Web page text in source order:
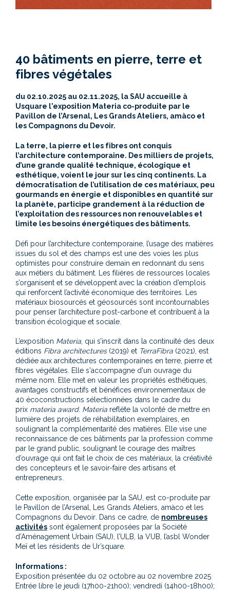
40 bâtiments en pierre, terre et
fibres végétales
du 02.10.2025 au 02.11.2025, la SAU accueille à
Usquare l'exposition Materia co-produite par le
Pavillon de l’Arsenal, Les Grands Ateliers, amàco et
les Compagnons du Devoir.
La terre, la pierre et les fibres ont conquis
l’architecture contemporaine. Des milliers de projets,
d’une grande qualité technique, écologique et
esthétique, voient le jour sur les cinq continents. La
démocratisation de l’utilisation de ces matériaux, peu
gourmands en énergie et disponibles en quantité sur
la planète, participe grandement à la réduction de
l’exploitation des ressources non renouvelables et
limite les besoins énergétiques des bâtiments.
Défi pour l’architecture contemporaine, l’usage des matières
issues du sol et des champs est une des voies les plus
optimistes pour construire demain en redonnant du sens
aux métiers du bâtiment. Les filières de ressources locales
s’organisent et se développent avec la création d’emplois
qui renforcent l’activité économique des territoires. Les
matériaux biosourcés et géosourcés sont incontournables
pour penser l’architecture post-carbone et contribuent à la
transition écologique et sociale.
L’exposition Materia, qui s’inscrit dans la continuité des deux
éditions Fibra architectures(2019) et TerraFibra (2021), est
dédiée aux architectures contemporaines en terre, pierre et
fibres végétales. Elle s'accompagne d'un ouvrage du
même nom. Elle met en valeur les propriétés esthétiques,
avantages constructifs et bénéfices environnementaux de
40 écoconstructions sélectionnées dans le cadre du
prix materia award. Materia reflète la volonté de mettre en
lumière des projets de réhabilitation exemplaires, en
soulignant la complémentarité des matières. Elle vise une
reconnaissance de ces bâtiments par la profession comme
par le grand public, soulignant le courage des maîtres
d’ouvrage qui ont fait le choix de ces matériaux, la créativité
des concepteurs et le savoir-faire des artisans et
entrepreneurs.
Cette exposition, organisée par la SAU, est co-produite par
le Pavillon de l’Arsenal, Les Grands Ateliers, amàco et les
Compagnons du Devoir. Dans ce cadre, de nombreuses
activités sont également proposées par la Société
d’Aménagement Urbain (SAU), l’ULB, la VUB, l’asbl Wonder
Meï et les résidents de Ur’square.
Informations :
Exposition présentée du 02 octobre au 02 novembre 2025
Entrée libre le jeudi (17h00-21h00); vendredi (14h00-18h00);